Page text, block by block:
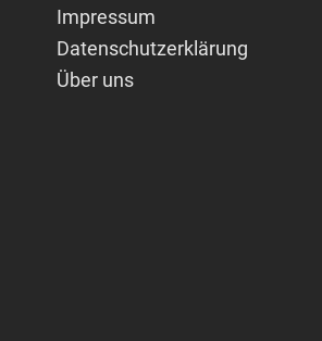
Impressum
Datenschutzerklärung
Über uns